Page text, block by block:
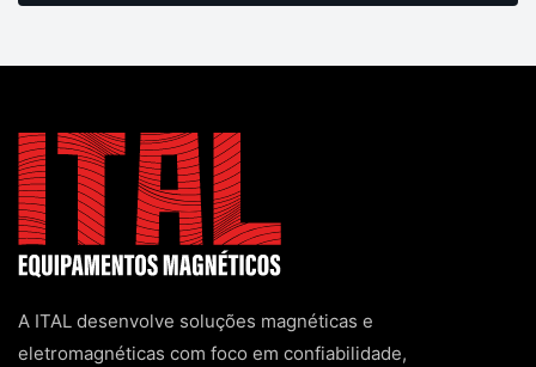
A ITAL desenvolve soluções magnéticas e
eletromagnéticas com foco em confiabilidade,